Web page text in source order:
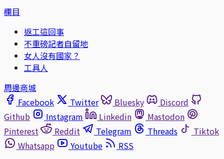
欄目
返工這回事
不重磅記者自留地
女人沒有國家？
工具人
周邊商城
Facebook
Twitter Bluesky
Discord
Github
Instagram Linkedin
Mastodon
Pinterest
Reddit Telegram Threads
Tiktok
Whatsapp
Youtube
RSS